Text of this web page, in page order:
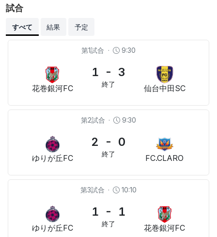
試合
すべて 結果 予定
第1試合 · 9:30
花巻銀河FC
1 - 3
終了 仙台中⽥SC
第2試合 · 9:30
ゆりが丘FC
2 - 0
終了 FC.CLARO
第3試合 · 10:10
ゆりが丘FC
1 - 1
終了 花巻銀河FC